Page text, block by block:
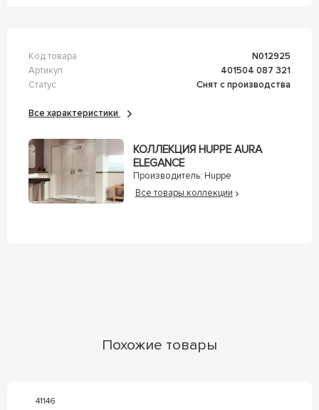
Код товара
n012925
Артикул
401504 087 321
Статус
Снят с производства
Все характеристики
КОЛЛЕКЦИЯ HUPPE AURA
ELEGANCE
Производитель: Huppe
Все товары коллекции
Похожие товары
41146